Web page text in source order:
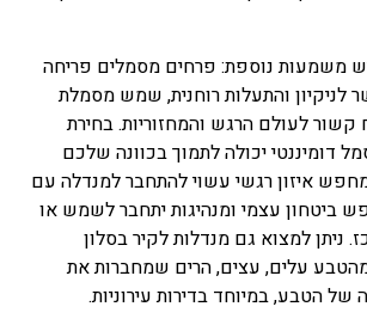
משמעות נוספת: פרחים מסמלים פריחה
לניקיון והתעלות רוחנית, שמש מסמלת
קשור לעולם הרגש והמחזוריות. בחירת
דומיננטי יכולה לתמוך בכוונה שלכם
איזון רגשי עשוי להתחבר למנדלה עם
ביטחון עצמי ומנהיגות יתחבר לשמש או
ניתן למצוא גם מנדלות לקיר בסלון
עלים, עצים, הרים שמחברות את
של הטבע, במיוחד בדירות עירוניות.